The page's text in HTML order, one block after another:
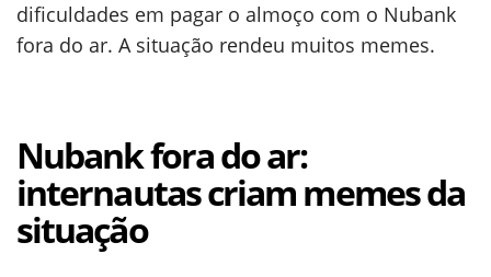
dificuldades em pagar o almoço com o Nubank
fora do ar. A situação rendeu muitos memes.
Nubank fora do ar:
internautas criam memes da
situação